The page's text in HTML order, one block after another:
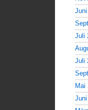
Juli
Juli
Mai